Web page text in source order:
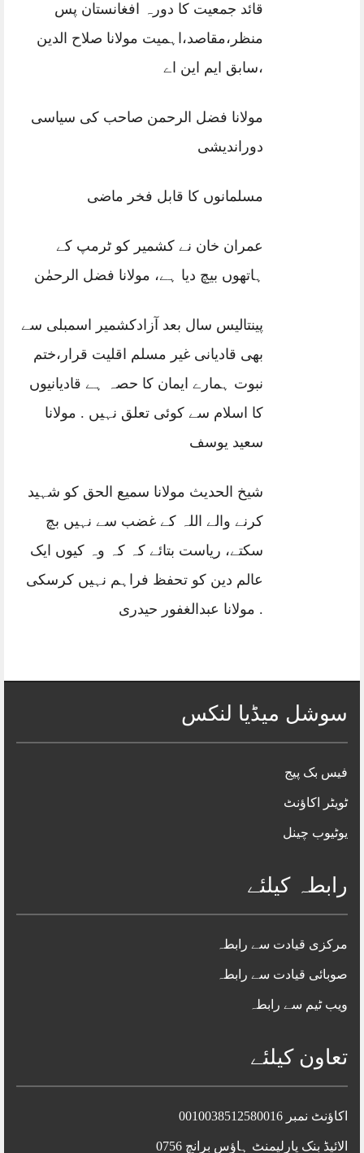
قائد جمعیت کا دورہ افغانستان پس
منظر،مقاصد،اہمیت مولانا صلاح الدین
،سابق ایم این اے
مولانا فضل الرحمن صاحب کی سیاسی
دوراندیشی
مسلمانوں کا قابل فخر ماضی
عمران خان نے کشمیر کو ٹرمپ کے
ہاتھوں بیچ دیا ہے، مولانا فضل الرحمٰن
پینتالیس سال بعد آزادکشمیر اسمبلی سے
بھی قادیانی غیر مسلم اقلیت قرار،ختم
نبوت ہمارے ایمان کا حصہ ہے قادیانیوں
کا اسلام سے کوئی تعلق نہیں . مولانا
سعید یوسف
شیخ الحدیث مولانا سمیع الحق کو شہید
کرنے والے اللہ کے غضب سے نہیں بچ
سکتے، ریاست بتائے کہ کہ وہ کیوں ایک
عالم دین کو تحفظ فراہم نہیں کرسکی
. مولانا عبدالغفور حیدری
سوشل میڈیا لنکس
فیس بک پیج
ٹویٹر اکاؤنٹ
یوٹیوب چینل
رابطہ کیلئے
مرکزی قیادت سے رابطہ
صوبائی قیادت سے رابطہ
ویب ٹیم سے رابطہ
تعاون کیلئے
اکاؤنٹ نمبر 0010038512580016
الائیڈ بنک پارلیمنٹ ہاؤس برانچ 0756